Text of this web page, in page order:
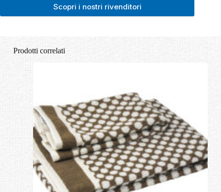
Scopri i nostri rivenditori
Prodotti correlati